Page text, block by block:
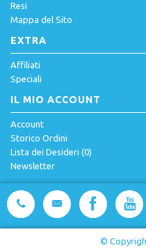
Resi
Mappa del Sito
EXTRA
Affiliati
Speciali
IL MIO ACCOUNT
Account
Storico Ordini
Lista dei Desideri (0)
Newsletter
©